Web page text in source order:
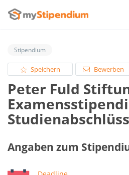
Stipendium
Speichern Bewerben
Peter Fuld
Angaben zum